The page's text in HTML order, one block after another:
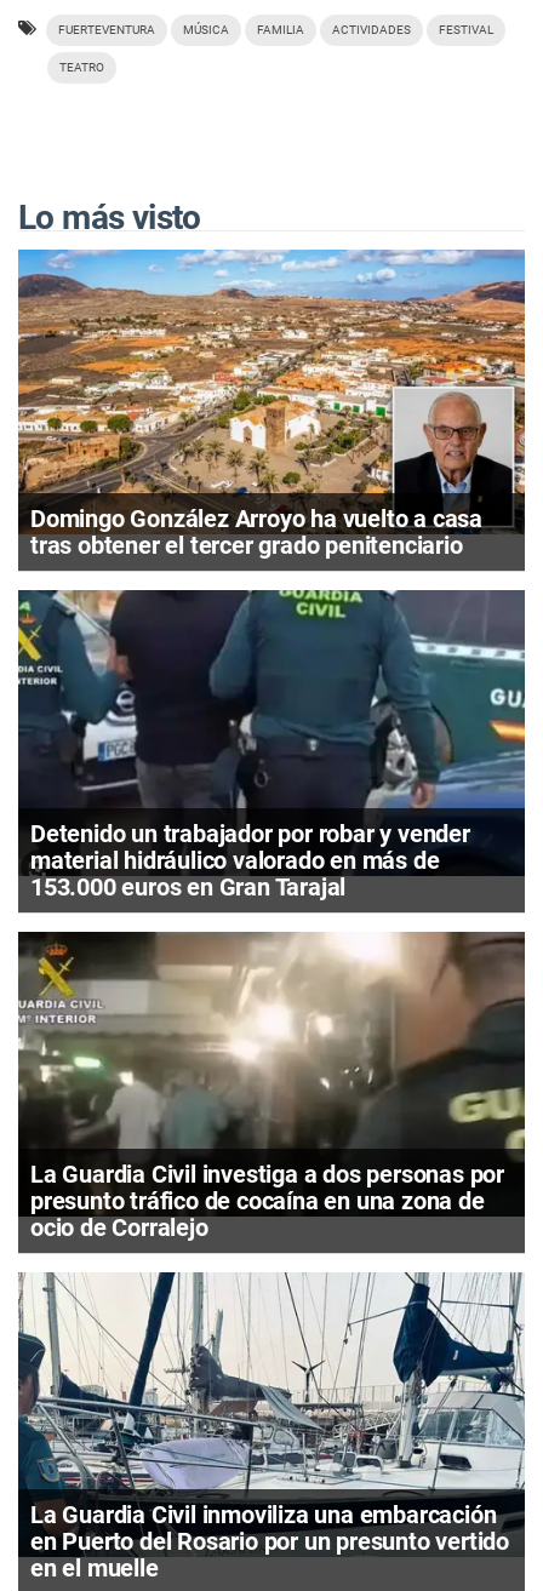
FUERTEVENTURA MÚSICA FAMILIA ACTIVIDADES FESTIVAL
TEATRO
Lo más visto
Domingo González Arroyo ha vuelto a casa
tras obtener el tercer grado penitenciario
Detenido un trabajador por robar y vender
material hidráulico valorado en más de
153.000 euros en Gran Tarajal
La Guardia Civil investiga a dos personas por
presunto tráfico de cocaína en una zona de
ocio de Corralejo
La Guardia Civil inmoviliza una embarcación
en Puerto del Rosario por un presunto vertido
en el muelle